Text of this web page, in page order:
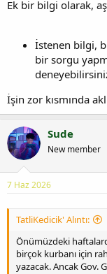
Ek bir bilgi olarak,
İstenen bilgi,
bir sorgu
İşin zor kısmında
Sude
New member
7 Haz 2026
TatliKedicik' Alıntı:
Önümüzdeki
birçok kurbanı için
yazacak. Ancak Gov.